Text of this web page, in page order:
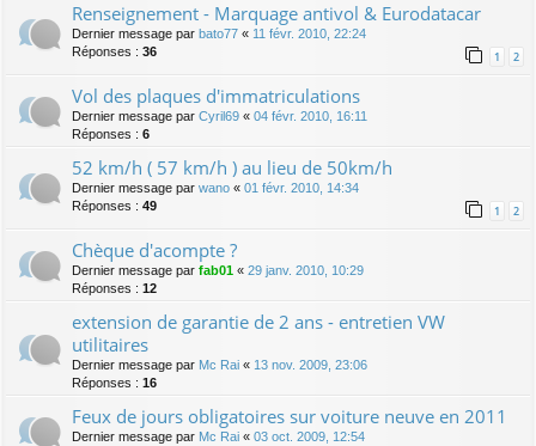
Renseignement - Marquage antivol & Eurodatacar
Dernier message par bato77 « 11 févr. 2010, 22:24
Réponses : 36 1 2
Vol des plaques d'immatriculations
Dernier message par Cyril69 « 04 févr. 2010, 16:11
Réponses : 6
52 km/h ( 57 km/h ) au lieu de 50km/h
Dernier message par wano « 01 févr. 2010, 14:34
Réponses : 49 1 2
Chèque d'acompte ?
Dernier message par fab01 « 29 janv. 2010, 10:29
Réponses : 12
extension de garantie de 2 ans - entretien VW
utilitaires
Dernier message par Mc Rai « 13 nov. 2009, 23:06
Réponses : 16
Feux de jours obligatoires sur voiture neuve en 2011
Dernier message par Mc Rai « 03 oct. 2009, 12:54